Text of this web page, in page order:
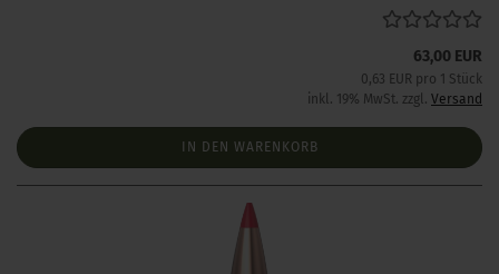
63,00 EUR
0,63 EUR pro 1 Stück
inkl. 19% MwSt. zzgl. Versand
IN DEN WARENKORB